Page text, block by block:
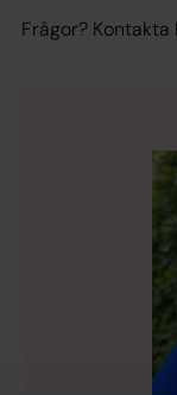
Frågor? Kontakta